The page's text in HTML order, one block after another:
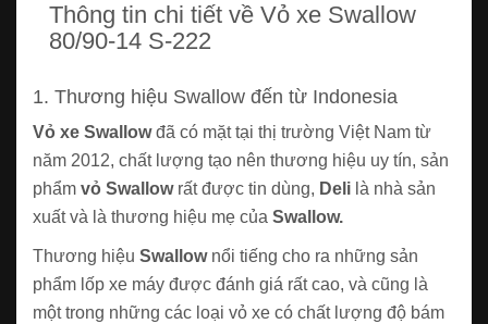
Thông tin chi tiết về Vỏ xe Swallow
80/90-14 S-222
1. Thương hiệu Swallow đến từ Indonesia
Vỏ xe Swallowđã có mặt tại thị trường Việt Nam từ
năm 2012, chất lượng tạo nên thương hiệu uy tín, sản
phẩm vỏ Swallow rất được tin dùng, Deli là nhà sản
xuất và là thương hiệu mẹ của Swallow.
Thương hiệu Swallownổi tiếng cho ra những sản
phẩm lốp xe máy được đánh giá rất cao, và cũng là
một trong những các loại vỏ xe có chất lượng độ bám